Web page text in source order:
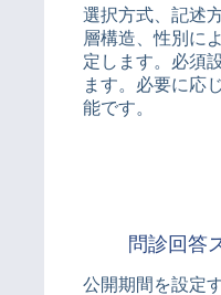
選択方式、記述
層構造、性別に
定します。必須
ます。必要に応
能です。
問診回答
公開期間を設定